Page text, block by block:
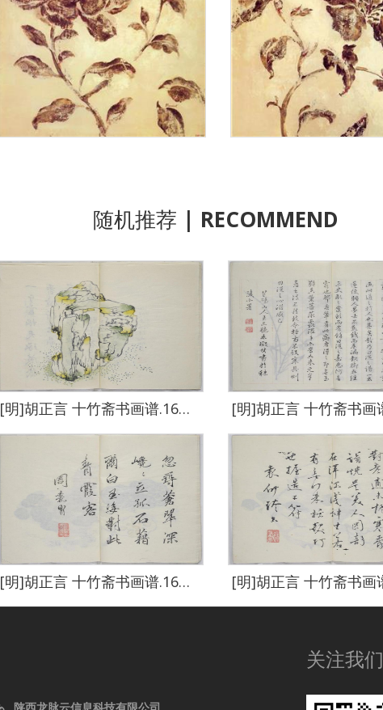
随机推荐 | RECOMMEND
[明]胡正言 十竹斋书画谱.16册.清嘉庆22年芥子园重刊胡氏彩色套-0311
[明]胡正言 十竹斋书画谱.16册.清嘉庆22年芥子园重刊胡氏彩色套-0316
关注我们